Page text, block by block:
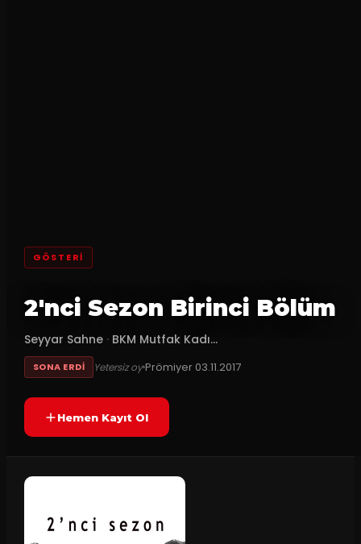
GÖSTERI
2'nci Sezon Birinci Bölüm
Seyyar Sahne · BKM Mutfak Kadı...
SONA ERDI Yetersiz oyPrömiyer 03.11.2017
Hemen Kayıt Ol